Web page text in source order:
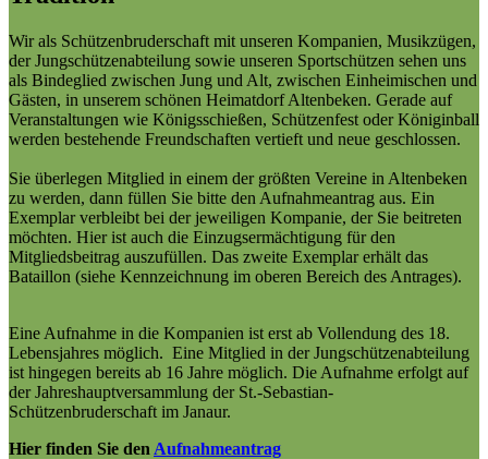
Wir als Schützenbruderschaft mit unseren Kompanien, Musikzügen,
der Jungschützenabteilung sowie unseren Sportschützen sehen uns
als Bindeglied zwischen Jung und Alt, zwischen Einheimischen und
Gästen, in unserem schönen Heimatdorf Altenbeken. Gerade auf
Veranstaltungen wie Königsschießen, Schützenfest oder Königinball
werden bestehende Freundschaften vertieft und neue geschlossen.
Sie überlegen Mitglied in einem der größten Vereine in Altenbeken
zu werden, dann füllen Sie bitte den Aufnahmeantrag aus. Ein
Exemplar verbleibt bei der jeweiligen Kompanie, der Sie beitreten
möchten. Hier ist auch die Einzugsermächtigung für den
Mitgliedsbeitrag auszufüllen. Das zweite Exemplar erhält das
Bataillon (siehe Kennzeichnung im oberen Bereich des Antrages).
Eine Aufnahme in die Kompanien ist erst ab Vollendung des 18.
Lebensjahres möglich. Eine Mitglied in der Jungschützenabteilung
ist hingegen bereits ab 16 Jahre möglich. Die Aufnahme erfolgt auf
der Jahreshauptversammlung der St.-Sebastian-
Schützenbruderschaft im Janaur.
Hier finden Sie den Aufnahmeantrag